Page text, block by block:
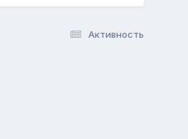
Активность